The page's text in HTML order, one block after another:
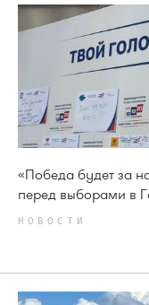
«Победа будет за
перед выборами в
НОВОСТИ